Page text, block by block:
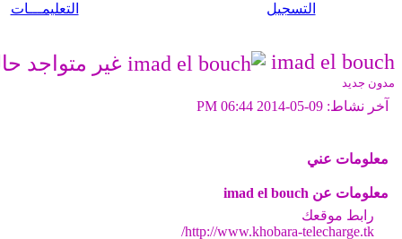
التسجيل
التعليمـــات
imad el bouch
مدون جديد
آخر نشاط: 06:44 PM
معلومات عني
معلومات عن imad el bouch
رابط موقعك
http://www.khobara-telecharge.tk/